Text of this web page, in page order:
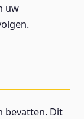
uw
bevatten. Dit